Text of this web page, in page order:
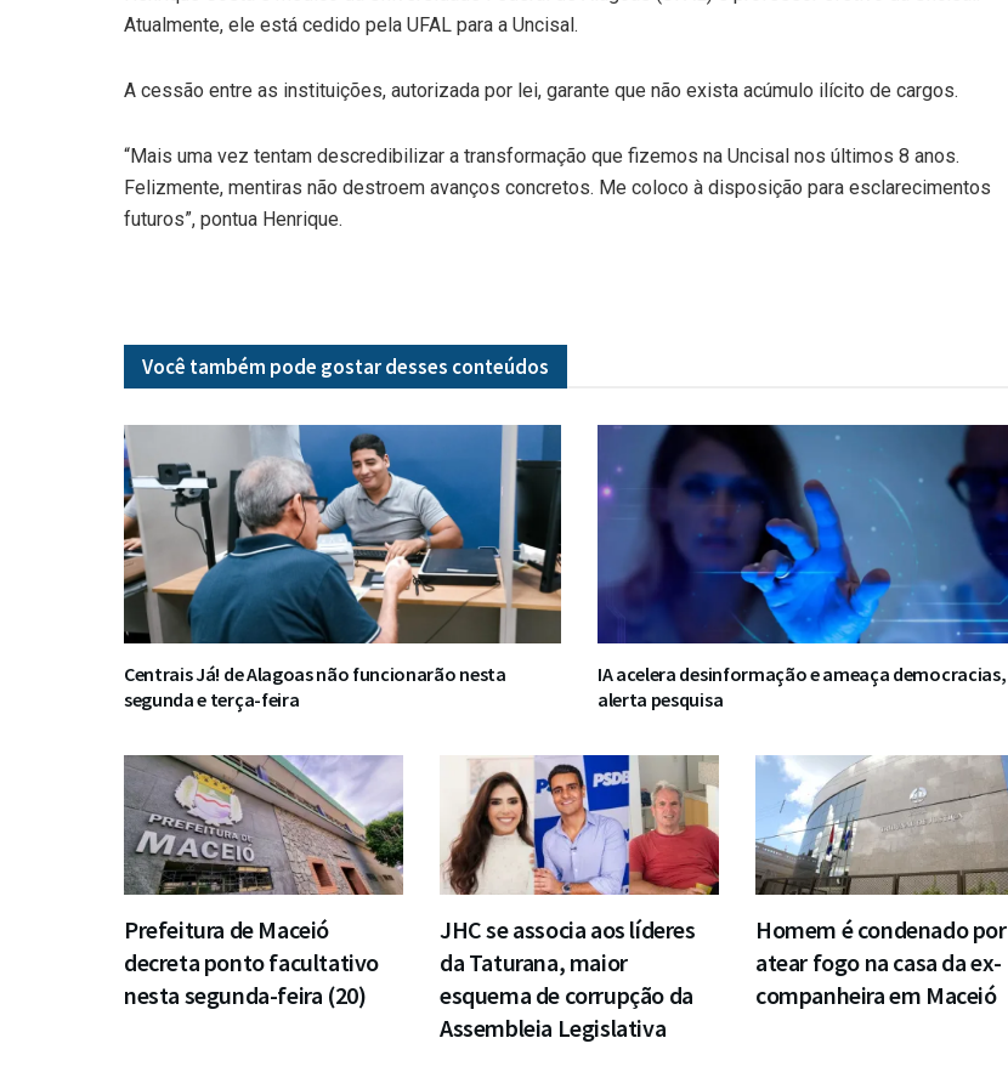
Atualmente, ele está cedido pela UFAL para a Uncisal.
A cessão entre as instituições, autorizada por lei, garante que não exista acúmulo ilícito de cargos.
“Mais uma vez tentam descredibilizar a transformação que fizemos na Uncisal nos últimos 8 anos.
Felizmente, mentiras não destroem avanços concretos. Me coloco à disposição para esclarecimentos
futuros”, pontua Henrique.
Você também pode gostar desses conteúdos
Centrais Já! de Alagoas não funcionarão nesta
segunda e terça-feira
IA acelera desinformação e ameaça democracias,
alerta pesquisa
Prefeitura de Maceió
decreta ponto facultativo
nesta segunda-feira (20)
JHC se associa aos líderes
da Taturana, maior
esquema de corrupção da
Assembleia Legislativa
Homem é condenado por
atear fogo na casa da ex-
companheira em Maceió